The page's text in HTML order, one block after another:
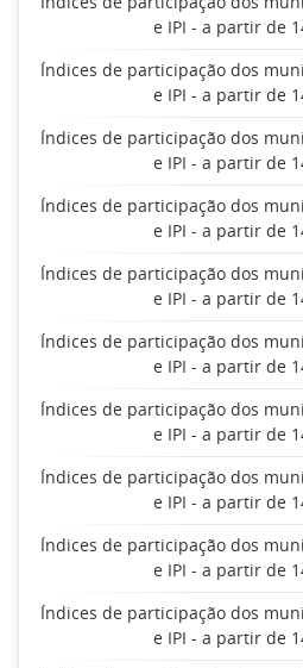
e IPI - a partir de
Índices de participação dos
e IPI - a partir de
Índices de participação dos
e IPI - a partir de
Índices de participação dos
e IPI - a partir de
Índices de participação dos
e IPI - a partir de
Índices de participação dos
e IPI - a partir de
Índices de participação dos
e IPI - a partir de
Índices de participação dos
e IPI - a partir de
Índices de participação dos
e IPI - a partir de
Índices de participação dos
e IPI - a partir de